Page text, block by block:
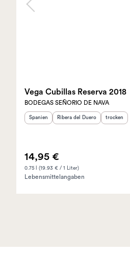
Vega Cubillas Reserva 2018
BODEGAS SEÑORIO DE NAVA
Herkunftsland :
Spanien Herkunftsregion:
Ribera del Duero Geschmack
trocken
14,95 €
0.75 l (19.93 € / 1 Liter)
Lebensmittelangaben